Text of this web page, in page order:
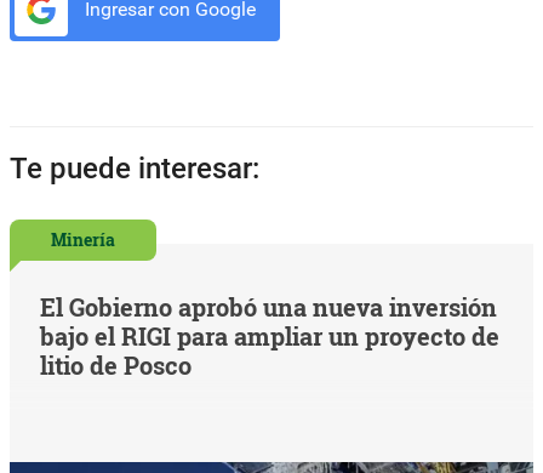
Ingresar con Google
Te puede interesar:
Minería
El Gobierno aprobó una nueva inversión
bajo el RIGI para ampliar un proyecto de
litio de Posco